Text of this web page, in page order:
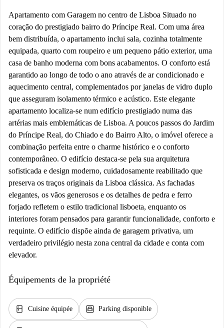
Apartamento com Garagem no centro de Lisboa Situado no
coração do prestigiado bairro do Príncipe Real. Com uma área
bem distribuída, o apartamento inclui sala, cozinha totalmente
equipada, quarto com roupeiro e um pequeno pátio exterior, uma
casa de banho moderna com bons acabamentos. O conforto está
garantido ao longo de todo o ano através de ar condicionado e
aquecimento central, complementados por janelas de vidro duplo
que asseguram isolamento térmico e acústico. Este elegante
apartamento localiza-se num edifício prestigiado numa das
artérias mais emblemáticas de Lisboa. A poucos passos do Jardim
do Príncipe Real, do Chiado e do Bairro Alto, o imóvel oferece a
combinação perfeita entre o charme histórico e o conforto
contemporâneo. O edifício destaca-se pela sua arquitetura
sofisticada e design moderno, cuidadosamente reabilitado que
preserva os traços originais da Lisboa clássica. As fachadas
elegantes, os vãos generosos e os detalhes de pedra e ferro
forjado refletem o estilo tradicional lisboeta, enquanto os
interiores foram pensados para garantir funcionalidade, conforto e
requinte. O edifício dispõe ainda de garagem privativa, um
verdadeiro privilégio nesta zona central da cidade e conta com
elevador.
Équipements de la propriété
kitchen Cuisine équipée garage Parking disponible